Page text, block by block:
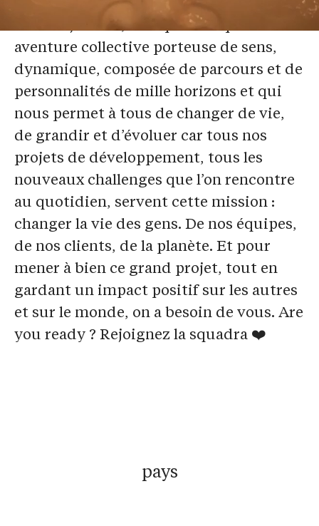
Nous rejoindre, c’est prendre part à une
aventure collective porteuse de sens,
dynamique, composée de parcours et de
personnalités de mille horizons et qui
nous permet à tous de changer de vie,
de grandir et d’évoluer car tous nos
projets de développement, tous les
nouveaux challenges que l’on rencontre
au quotidien, servent cette mission :
changer la vie des gens. De nos équipes,
de nos clients, de la planète. Et pour
mener à bien ce grand projet, tout en
gardant un impact positif sur les autres
et sur le monde, on a besoin de vous. Are
you ready ? Rejoignez la squadra ❤️
pays